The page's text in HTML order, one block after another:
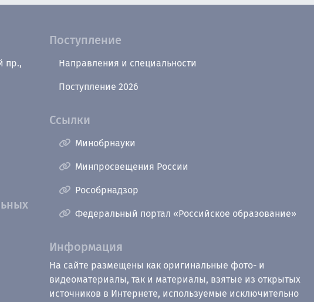
пр.,
Поступление
Направления и специальности
Поступление 2026
Ссылки
Минобрнауки
Минпросвещения России
Рособрнадзор
Федеральный портал «Российское образование»
Информация
На сайте размещены как оригинальные фото- и
видеоматериалы, так и материалы, взятые из открытых
источников в Интернете, используемые исключительно